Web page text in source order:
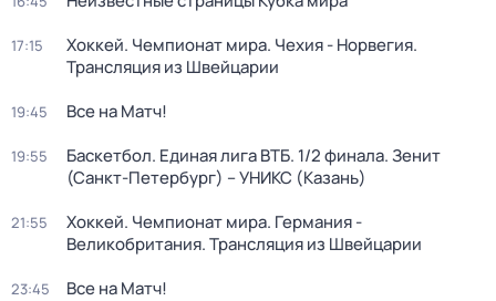
17:15
Хоккей. Чемпионат мира. Чехия - Норвегия.
Трансляция из Швейцарии
19:45 Все на Матч!
19:55
Баскетбол. Единая лига ВТБ. 1/2 финала. Зенит
(Санкт-Петербург) – УНИКС (Казань)
21:55
Хоккей. Чемпионат мира. Германия -
Великобритания. Трансляция из Швейцарии
23:45 Все на Матч!